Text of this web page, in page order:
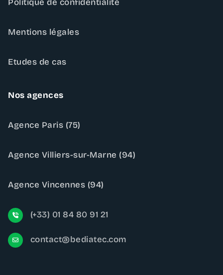
Mentions légales
Etudes de cas
Nos agences
Agence Paris (75)
Agence Villiers-sur-Marne (94)
Agence Vincennes (94)
(+33) 01 84 80 91 21
contact@bediatec.com